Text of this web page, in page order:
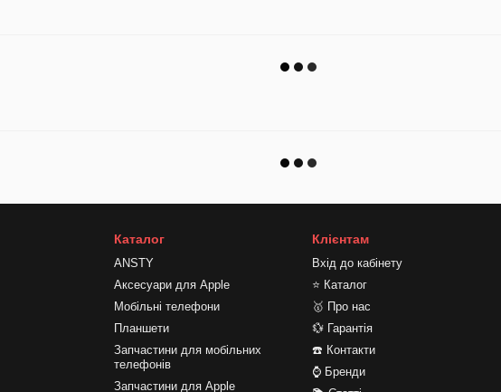
Каталог
ANSTY
Аксесуари для Apple
Мобільні телефони
Планшети
Запчастини для мобільних
телефонів
Запчастини для Apple
Клієнтам
Вхід до кабінету
⭐ Каталог
🥇 Про нас
💱 Гарантія
☎️ Контакти
⌚ Бренди